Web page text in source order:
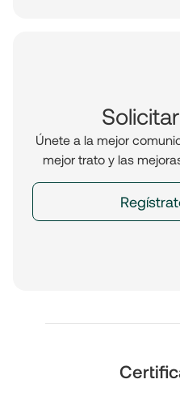
Únete a la mejor
mejor trato y las